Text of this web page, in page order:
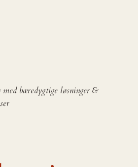
bæredygtige løsninger &